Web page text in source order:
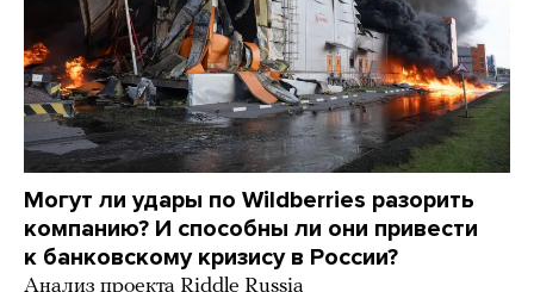
Могут ли удары по Wildberries разорить
компанию? И способны ли они привести
к банковскому кризису в России?
Анализ проекта Riddle Russia